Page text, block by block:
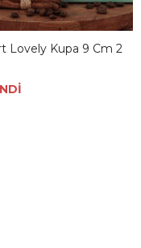
Lovely Kupa 9 Cm 2